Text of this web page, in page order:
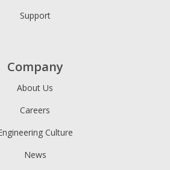
Support
Company
About Us
Careers
Culture
News